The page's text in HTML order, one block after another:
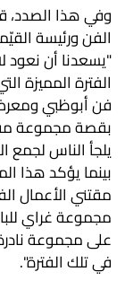
وفي هذا الصدد،
الفن ورئيسة
"يسعدنا أن نعود
الفترة المميزة
فن أبوظبي ومعرض
بقصة مجموعة
يلجأ الناس لجمع
بينما يؤكد هذا
مقتني الأعمال
مجموعة غراي
على مجموعة
في تلك الفترة".